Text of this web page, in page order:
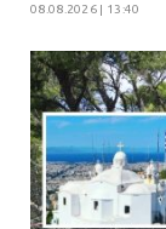
08.08.2026 | 13:40